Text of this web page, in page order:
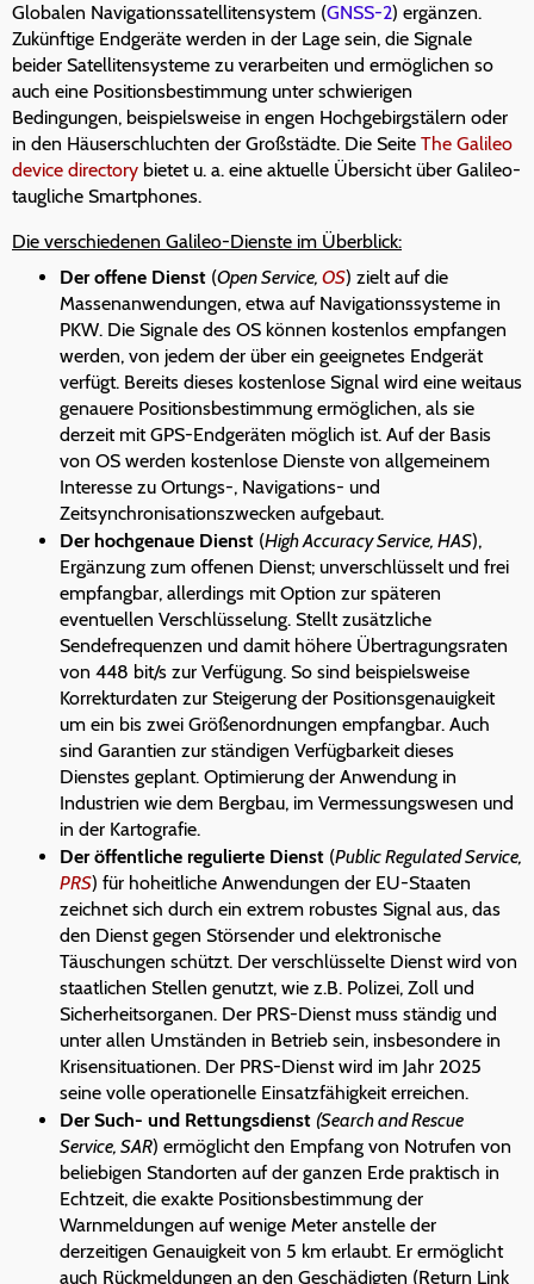
Globalen Navigationssatellitensystem (GNSS-2) ergänzen.
Zukünftige Endgeräte werden in der Lage sein, die Signale
beider Satellitensysteme zu verarbeiten und ermöglichen so
auch eine Positionsbestimmung unter schwierigen
Bedingungen, beispielsweise in engen Hochgebirgstälern oder
in den Häuserschluchten der Großstädte. Die Seite The Galileo
device directory bietet u. a. eine aktuelle Übersicht über Galileo-
taugliche Smartphones.
Die verschiedenen Galileo-Dienste im Überblick:
Der offene Dienst (Open Service, OS) zielt auf die
Massenanwendungen, etwa auf Navigationssysteme in
PKW. Die Signale des OS können kostenlos empfangen
werden, von jedem der über ein geeignetes Endgerät
verfügt. Bereits dieses kostenlose Signal wird eine weitaus
genauere Positionsbestimmung ermöglichen, als sie
derzeit mit GPS-Endgeräten möglich ist. Auf der Basis
von OS werden kostenlose Dienste von allgemeinem
Interesse zu Ortungs-, Navigations- und
Zeitsynchronisationszwecken aufgebaut.
Der hochgenaue Dienst (High Accuracy Service, HAS),
Ergänzung zum offenen Dienst; unverschlüsselt und frei
empfangbar, allerdings mit Option zur späteren
eventuellen Verschlüsselung. Stellt zusätzliche
Sendefrequenzen und damit höhere Übertragungsraten
von 448 bit/s zur Verfügung. So sind beispielsweise
Korrekturdaten zur Steigerung der Positionsgenauigkeit
um ein bis zwei Größenordnungen empfangbar. Auch
sind Garantien zur ständigen Verfügbarkeit dieses
Dienstes geplant. Optimierung der Anwendung in
Industrien wie dem Bergbau, im Vermessungswesen und
in der Kartografie.
Der öffentliche regulierte Dienst (Public Regulated Service,
PRS) für hoheitliche Anwendungen der EU-Staaten
zeichnet sich durch ein extrem robustes Signal aus, das
den Dienst gegen Störsender und elektronische
Täuschungen schützt. Der verschlüsselte Dienst wird von
staatlichen Stellen genutzt, wie z.B. Polizei, Zoll und
Sicherheitsorganen. Der PRS-Dienst muss ständig und
unter allen Umständen in Betrieb sein, insbesondere in
Krisensituationen. Der PRS-Dienst wird im Jahr 2025
seine volle operationelle Einsatzfähigkeit erreichen.
Der Such- und Rettungsdienst (Search and Rescue
Service, SAR) ermöglicht den Empfang von Notrufen von
beliebigen Standorten auf der ganzen Erde praktisch in
Echtzeit, die exakte Positionsbestimmung der
Warnmeldungen auf wenige Meter anstelle der
derzeitigen Genauigkeit von 5 km erlaubt. Er ermöglicht
auch Rückmeldungen an den Geschädigten (Return Link